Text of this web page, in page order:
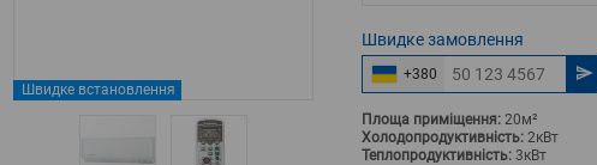
Швидке встановлення
Швидкезамовлення
+380
Площа приміщення: 20м²
Холодопродуктивність: 2кВт
Теплопродуктивність: 3кВт